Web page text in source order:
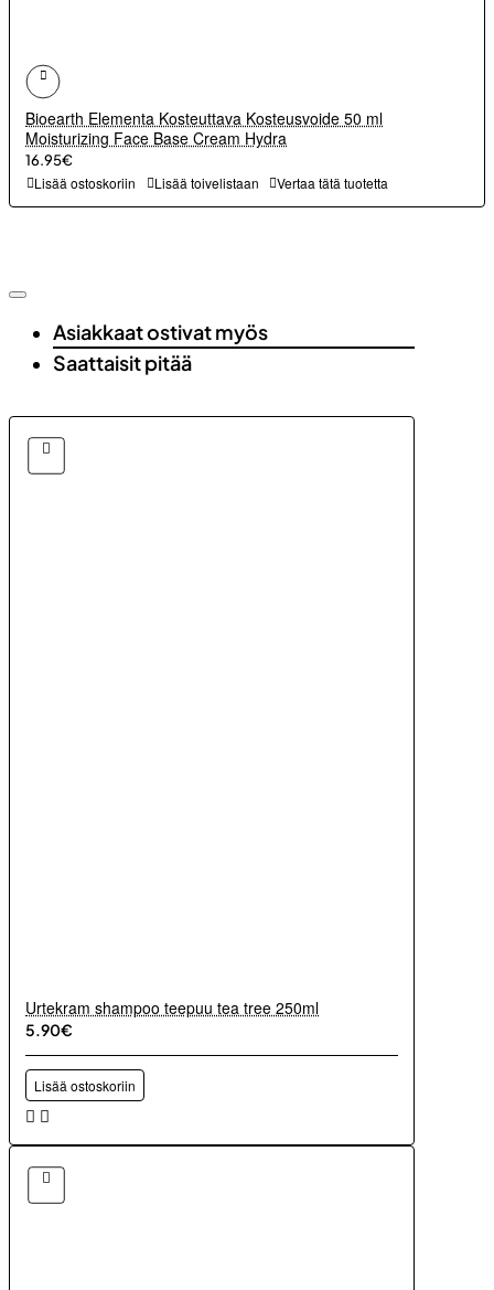
Bioearth Elementa Kosteuttava Kosteusvoide 50 ml
Moisturizing Face Base Cream Hydra
16.95€
Lisää ostoskoriin Lisää toivelistaan Vertaa tätä tuotetta
Asiakkaat ostivat myös
Saattaisit pitää
Urtekram shampoo teepuu tea tree 250ml
5.90€
Lisää ostoskoriin